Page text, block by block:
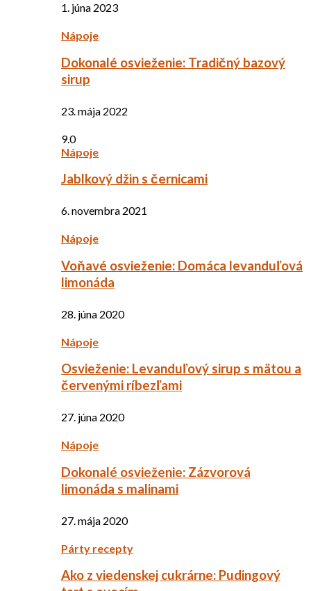
1. júna 2023
Nápoje
Dokonalé osvieženie: Tradičný bazový
sirup
23. mája 2022
9.0
Nápoje
Jablkový džin s černicami
6. novembra 2021
Nápoje
Voňavé osvieženie: Domáca levanduľová
limonáda
28. júna 2020
Nápoje
Osvieženie: Levanduľový sirup s mätou a
červenými ríbezľami
27. júna 2020
Nápoje
Dokonalé osvieženie: Zázvorová
limonáda s malinami
27. mája 2020
Párty recepty
Ako z viedenskej cukrárne: Pudingový